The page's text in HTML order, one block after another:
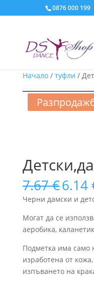
0876 000 199
Начало/ туфли /
7.67€
price
was:
7.67
6.14
Черни дамски и
Могат да се
аеробика,
Подметка има само
изработена от
изпъването на